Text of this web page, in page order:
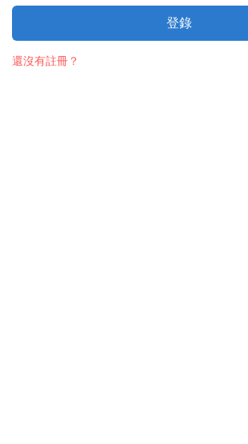
登錄
還沒有註冊？